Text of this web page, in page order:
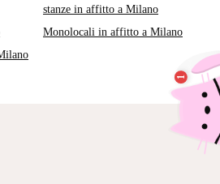
stanze in affitto a Milano
Monolocali in affitto a Milano